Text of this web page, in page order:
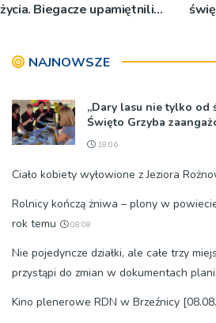
życia. Biegacze upamiętnili
NAJNOWSZE
„Dary lasu nie tylko od
Święto Grzyba
18:06
Ciało kobiety wyłowione z Jeziora
Rolnicy kończą żniwa – plony w
rok temu
08:08
Nie pojedyncze działki, ale całe trzy
przystąpi do zmian w dokumentach
Kino plenerowe RDN w Brzeźnicy